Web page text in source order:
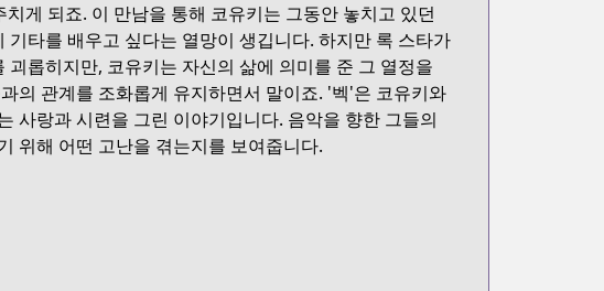
게 되죠. 이 만남을 통해 코유키는 그동안 놓치고 있던
타를 배우고 싶다는 열망이 생깁니다. 하지만 록 스타가
롭히지만, 코유키는 자신의 삶에 의미를 준 그 열정을
의 관계를 조화롭게 유지하면서 말이죠. '벡'은 코유키와
사랑과 시련을 그린 이야기입니다. 음악을 향한 그들의
위해 어떤 고난을 겪는지를 보여줍니다.